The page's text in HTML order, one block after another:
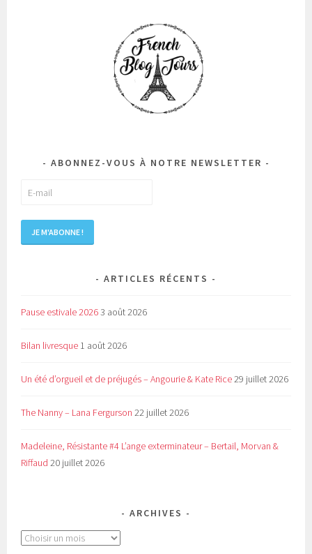
ABONNEZ-VOUS À NOTRE NEWSLETTER
ARTICLES RÉCENTS
Pause estivale 20263 août 2026
Bilan livresque 1 août 2026
Un été d’orgueil et de préjugés – Angourie & Kate Rice29 juillet 2026
The Nanny – Lana Fergurson 22 juillet 2026
Madeleine, Résistante #4 L’ange exterminateur – Bertail, Morvan &
Riffaud 20 juillet 2026
ARCHIVES
Archives